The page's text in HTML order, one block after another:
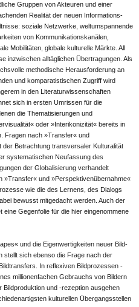
Gruppen von Akteuren und einer
Realität der neuen Informations-
soziale Netzwerke, weltum­spannende
von Kommunikationskanälen,
Mobilitäten, globale kulturelle Märkte. All
inzwischen alltäglichen Übertragungen. Als
methodische Herausforderung an
und komparatistischen Zugriff wird
in den Literaturwissenschaften
sich in ersten Umrissen für die
die Thematisierungen und
oder »Interikonizität« bereits in
Fragen nach »Transfer« und
der Betrachtung transversaler Kulturalität
systematischen Neufassung des
der Globalisierung verhandelt
»Transfer« und »Perspektivenübernahme«
wie die des Lernens, des Dialogs
bewusst mitgedacht werden. Auch der
eine Gegenfolie für die hier eingenommene
und die Eigenwertigkeiten neuer Bild-
stellt sich ebenso die Frage nach der
In reflexiven Bildprozessen -
millionenfachen Gebrauchs von Bildern
Bildproduktion und -rezeption ausgehen
kulturellen Übergangsstellen